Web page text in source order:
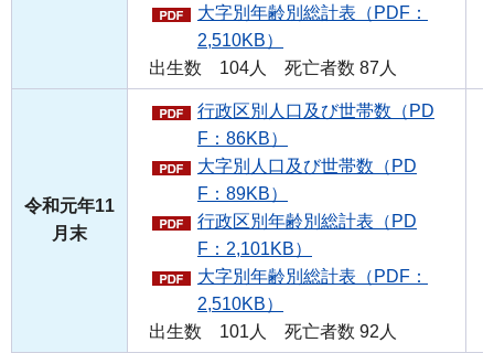
大字別年齢別総計表（PDF：
2,510KB）
出生数 104人 死亡者数 87人
令和元年11
月末
行政区別人口及び世帯数（PD
F：86KB）
大字別人口及び世帯数（PD
F：89KB）
行政区別年齢別総計表（PD
F：2,101KB）
大字別年齢別総計表（PDF：
2,510KB）
出生数 101人 死亡者数 92人